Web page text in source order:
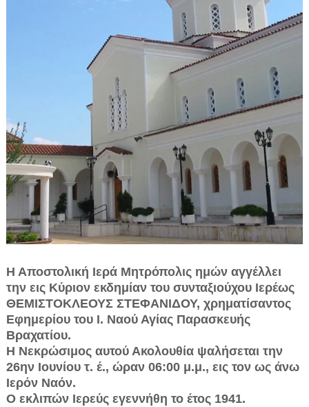
Η Αποστολική Ιερά Μητρόπολις ημών αγγέλλει
την εις Κύριον εκδημίαν του συνταξιούχου Ιερέως
ΘΕΜΙΣΤΟΚΛΕΟΥΣ ΣΤΕΦΑΝΙΔΟΥ, χρηματίσαντος
Εφημερίου του Ι. Ναού Αγίας Παρασκευής
Βραχατίου.
Η Νεκρώσιμος αυτού Ακολουθία ψαλήσεται την
26ην Ιουνίου τ. έ., ώραν 06:00 μ.μ., εις τον ως άνω
Ιερόν Ναόν.
Ο εκλιπών Ιερεύς εγεννήθη το έτος 1941.